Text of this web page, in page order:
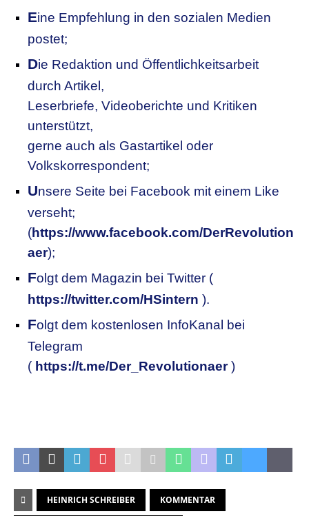
Eine Empfehlung in den sozialen Medien
postet;
Die Redaktion und Öffentlichkeitsarbeit
durch Artikel,
Leserbriefe, Videoberichte und Kritiken
unterstützt,
gerne auch als Gastartikel oder
Volkskorrespondent;
Unsere Seite bei Facebook mit einem Like
verseht;
(https://www.facebook.com/DerRevolution
aer);
Folgt dem Magazin bei Twitter (
https://twitter.com/HSintern ).
Folgt dem kostenlosen InfoKanal bei
Telegram
( https://t.me/Der_Revolutionaer)
HEINRICH SCHREIBER KOMMENTAR